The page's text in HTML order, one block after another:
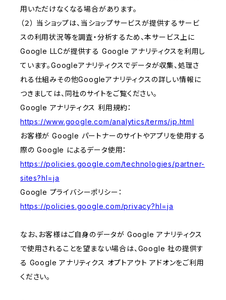
用いただけなくなる場合があります。
（２） 当ショップは、当ショップサービスが提供するサービ
スの利用状況等を調査・分析するため、本サービス上に
Google LLCが提供する Google アナリティクスを利用し
ています。Googleアナリティクスでデータが収集、処理さ
れる仕組みその他Googleアナリティクスの詳しい情報に
つきましては、同社のサイトをご覧ください。
Google アナリティクス 利用規約：
https://www.google.com/analytics/terms/jp.html
お客様が Google パートナーのサイトやアプリを使用する
際の Google によるデータ使用：
https://policies.google.com/technologies/partner-
sites?hl=ja
Google プライバシーポリシー：
https://policies.google.com/privacy?hl=ja
なお、お客様はご自身のデータが Google アナリティクス
で使用されることを望まない場合は、Google 社の提供す
る Google アナリティクス オプトアウト アドオンをご利用
ください。